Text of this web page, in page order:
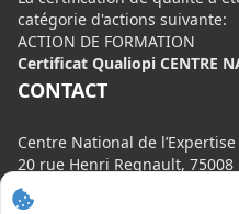
catégorie d'actions suivante:
ACTION DE FORMATION
Certificat Qualiopi CENTRE
CONTACT
Centre National de l’Expertise
20 rue Henri Regnault, 75008
N°VERT : 0800 00 80 89